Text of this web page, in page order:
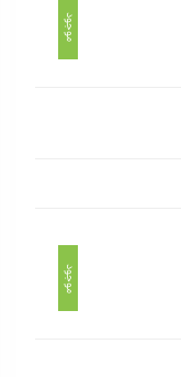
موجود
موجود